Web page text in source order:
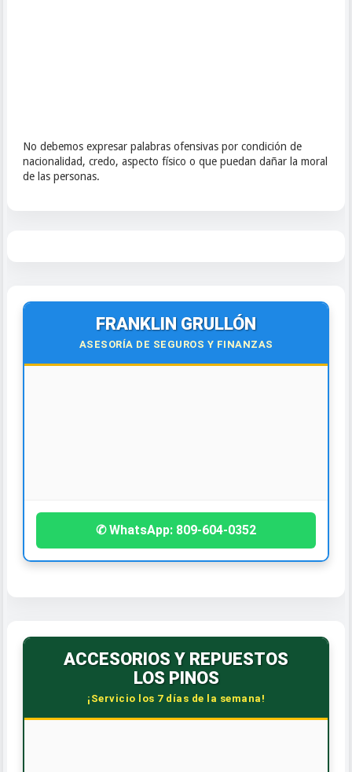
No debemos expresar palabras ofensivas por condición de
nacionalidad, credo, aspecto físico o que puedan dañar la moral
de las personas.
FRANKLIN GRULLÓN
ASESORÍA DE SEGUROS Y FINANZAS
✆ WhatsApp: 809-604-0352
ACCESORIOS Y REPUESTOS
LOS PINOS
¡Servicio los 7 días de la semana!